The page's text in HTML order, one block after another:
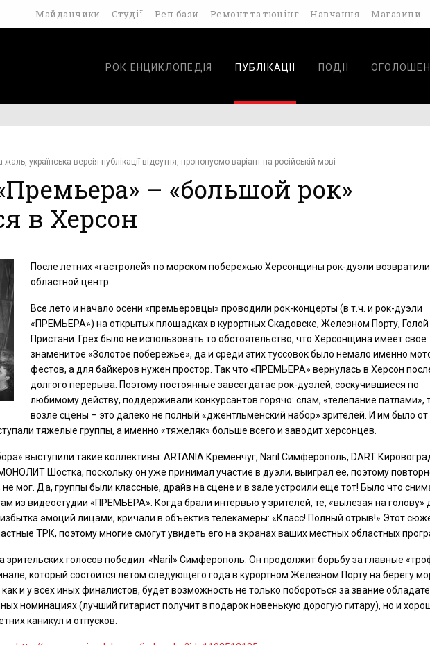
Майданчики Студії Реп.бази Ремонт та тюнінг Навчання Магазини
РОК.ЕНЦИКЛОПЕДІЯ ПУБЛІКАЦІЇ ПОДІЇ
жаль, українська версія публікації відсутня, пропонуємо варіант на російській мові
– «большой рок»
в Херсон
После летних «гастролей» по морском побережью Херсонщины рок-дуэли
областной центр.
Все лето и начало осени «премьеровцы» проводили рок-концерты (в т.ч. и рок-дуэли
«ПРЕМЬЕРА») на открытых площадках в курортных Скадовске, Железном Порту, Голой
Пристани. Грех было не использовать то обстоятельство, что Херсонщина имеет свое
знаменитое «Золотое побережье», да и среди этих туссовок было немало именно
фестов, а для байкеров нужен простор. Так что «ПРЕМЬЕРА» вернулась в Херсон
долгого перерыва. Поэтому постоянные завсегдатае рок-дуэлей, соскучившиеся по
любимому действу, поддерживали конкурсантов горячо: слэм, «телепание патлами»,
возле сцены – это далеко не полный «джентльменский набор» зрителей. И им было от
тяжелые группы, а именно «тяжеляк» больше всего и заводит херсонцев.
выступили такие коллективы: ARTANIA Кременчуг, Naril Симферополь, DART
Шостка, поскольку он уже принимал участие в дуэли, выиграл ее, поэтому
мог. Да, группы были классные, драйв на сцене и в зале устроили еще тот! Было что
из видеостудии «ПРЕМЬЕРА». Когда брали интервью у зрителей, те, «вылезая на голову»
эмоций лицами, кричали в объектив телекамеры: «Класс! Полный отрыв!» Этот
ТРК, поэтому многие смогут увидеть его на экранах ваших местных областных
зрительских голосов победил «Naril» Симферополь. Он продолжит борьбу за главные
который состоится летом следующего года в курортном Железном Порту на берегу
и у всех иных финалистов, будет возможность не только побороться за звание
номинациях (лучший гитарист получит в подарок новенькую дорогую гитару), но и
каникул и отпусков.